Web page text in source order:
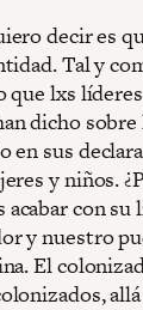
decir es
Tal y
que lxs
dicho
en sus
y niños.
acabar con
y nuestro
El